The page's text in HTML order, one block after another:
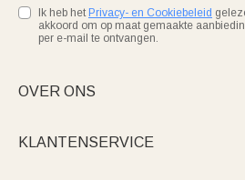
Ik heb het Privacy- en Cookiebeleid
akkoord om op maat gemaakte
per e-mail te ontvangen.
OVER ONS
KLANTENSERVICE